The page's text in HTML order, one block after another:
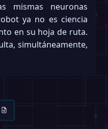
mismas neuronas
ya no es ciencia
en su hoja de ruta.
simultáneamente,